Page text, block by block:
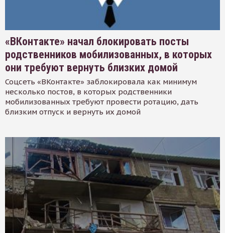
«ВКонтакте» начал блокировать посты
родственников мобилизованных, в которых
они требуют вернуть близких домой
Соцсеть «ВКонтакте» заблокировала как минимум
несколько постов, в которых родственники
мобилизованных требуют провести ротацию, дать
близким отпуск и вернуть их домой